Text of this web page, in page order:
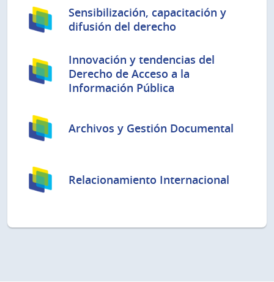
Sensibilización, capacitación y
difusión del derecho
Innovación y tendencias del
Derecho de Acceso a la
Información Pública
Archivos y Gestión Documental
Relacionamiento Internacional